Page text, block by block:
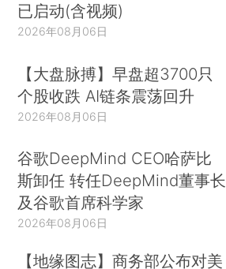
已启动(含视频)
2026年08月06日
【大盘脉搏】早盘超3700只
个股收跌 AI链条震荡回升
2026年08月06日
谷歌DeepMind CEO哈萨比
斯卸任 转任DeepMind董事长
及谷歌首席科学家
2026年08月06日
【地缘图志】商务部公布对美